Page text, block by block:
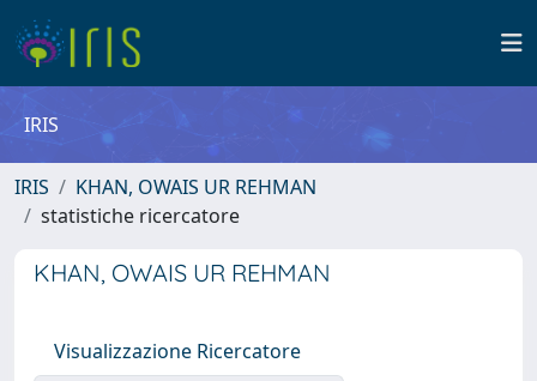
IRIS
IRIS
KHAN, OWAIS UR REHMAN
statistiche ricercatore
KHAN, OWAIS UR REHMAN
Visualizzazione Ricercatore